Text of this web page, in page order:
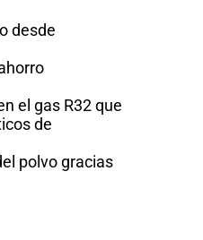
desde
el gas R32 que
de
polvo gracias